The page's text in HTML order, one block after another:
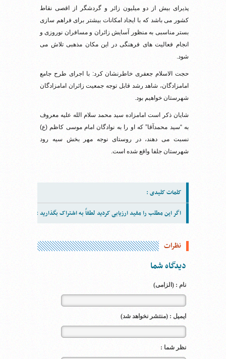
پذیرای بیش از دو میلیون زائر و گردشگر از اقصی نقاط
کشور می باشد که با ایجاد امکانات بیشتر برای فراهم سازی
بستر مناسبی به منظور آسایش زائران و مسافران نوروزی و
انجام فعالیت های فرهنگی در این مکان مذهبی تلاش می
شود.
حجت الاسلام جعفری خاطرنشان کرد: با اجرای طرح جامع
امامزادگان، شاهد رشد قابل ‌توجه جمعیت زائران امامزادگان
شهرستان خواهیم بود.
شایان ذکر است امامزاده سید محمد سلام الله علیه معروف
به “سید محمدآقا” که او را به نوادگان امام موسی کاظم (ع)
نسبت می دهند، در روستای نوجه مهر بخش سیه رود
شهرستان جلفا واقع شده است.
کلمات کلیدی :
اگر این مطلب را مفید ارزیابی کردید لطفاً به اشتراک بگذارید :
نظرات
دیدگاه شما
نام : (الزامی)
ایمیل : (منتشر نخواهد شد)
نظر شما :